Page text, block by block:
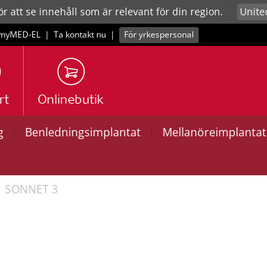
att se innehåll som är relevant för din region.
| Ta kontakt nu | För yrkespersonal
Onlinebutik
| Benledningsimplantat | Mellanöreimplantat
SONNET 3